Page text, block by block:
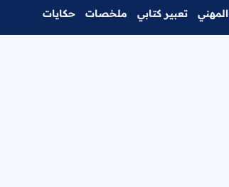
تعبير كتابي ملخصات حكايات